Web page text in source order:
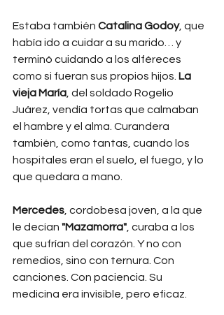
Estaba también Catalina Godoy, que
había ido a cuidar a su marido… y
terminó cuidando a los alféreces
como si fueran sus propios hijos. La
vieja María , del soldado Rogelio
Juárez, vendía tortas que calmaban
el hambre y el alma. Curandera
también, como tantas, cuando los
hospitales eran el suelo, el fuego, y lo
que quedara a mano.
Mercedes , cordobesa joven, a la que
le decían "Mazamorra" , curaba a los
que sufrían del corazón. Y no con
remedios, sino con ternura. Con
canciones. Con paciencia. Su
medicina era invisible, pero eficaz.